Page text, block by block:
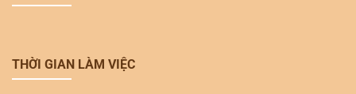
THỜI GIAN LÀM VIỆC